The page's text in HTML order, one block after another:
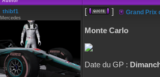
thibf1
Mercedes
[ ] Grand Prix
Monte Carlo
Date du GP :